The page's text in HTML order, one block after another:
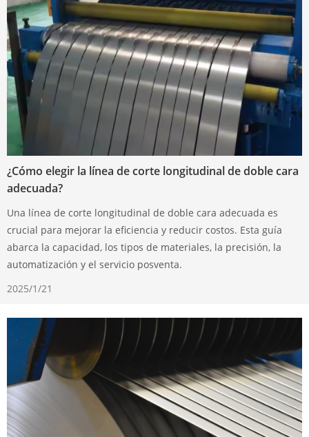
¿Cómo elegir la línea de corte longitudinal de doble cara
adecuada?
Una línea de corte longitudinal de doble cara adecuada es
crucial para mejorar la eficiencia y reducir costos. Esta guía
abarca la capacidad, los tipos de materiales, la precisión, la
automatización y el servicio posventa.
2025/1/21